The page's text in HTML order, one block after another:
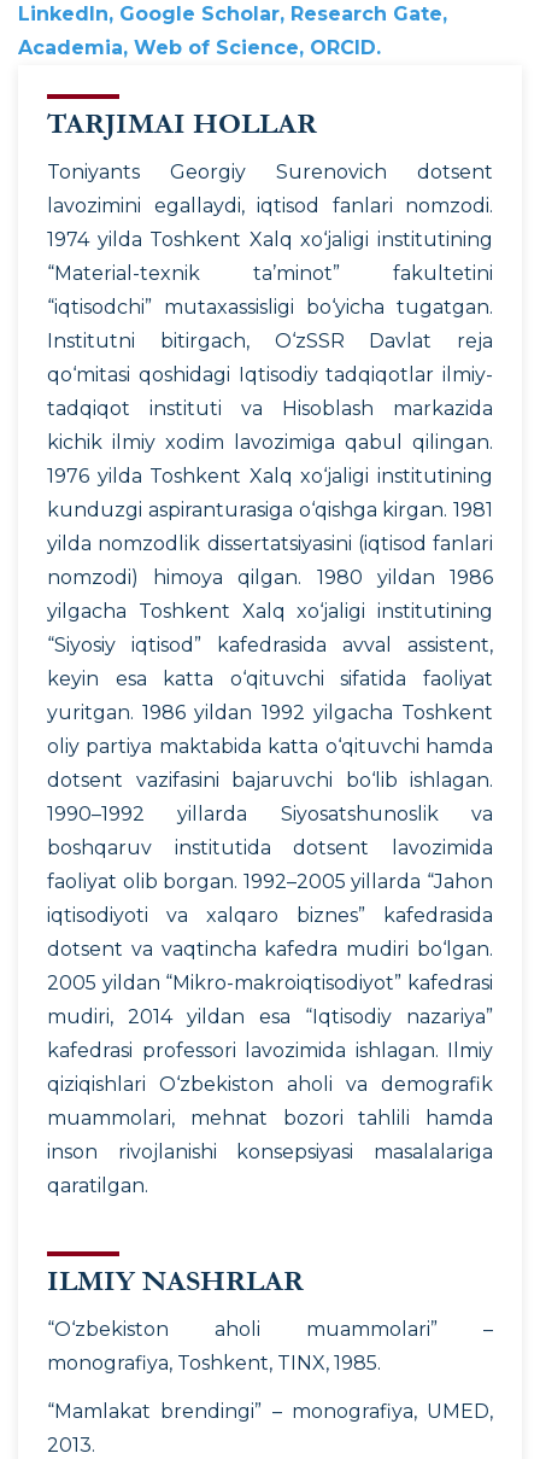
LinkedIn, Google Scholar, Research Gate,
Academia, Web of Science, ORCID.
TARJIMAI HOLLAR
Toniyants Georgiy Surenovich dotsent
lavozimini egallaydi, iqtisod fanlari nomzodi.
1974 yilda Toshkent Xalq xo‘jaligi institutining
“Material-texnik ta’minot” fakultetini
“iqtisodchi” mutaxassisligi bo‘yicha tugatgan.
Institutni bitirgach, O‘zSSR Davlat reja
qo‘mitasi qoshidagi Iqtisodiy tadqiqotlar ilmiy-
tadqiqot instituti va Hisoblash markazida
kichik ilmiy xodim lavozimiga qabul qilingan.
1976 yilda Toshkent Xalq xo‘jaligi institutining
kunduzgi aspiranturasiga o‘qishga kirgan. 1981
yilda nomzodlik dissertatsiyasini (iqtisod fanlari
nomzodi) himoya qilgan. 1980 yildan 1986
yilgacha Toshkent Xalq xo‘jaligi institutining
“Siyosiy iqtisod” kafedrasida avval assistent,
keyin esa katta o‘qituvchi sifatida faoliyat
yuritgan. 1986 yildan 1992 yilgacha Toshkent
oliy partiya maktabida katta o‘qituvchi hamda
dotsent vazifasini bajaruvchi bo‘lib ishlagan.
1990–1992 yillarda Siyosatshunoslik va
boshqaruv institutida dotsent lavozimida
faoliyat olib borgan. 1992–2005 yillarda “Jahon
iqtisodiyoti va xalqaro biznes” kafedrasida
dotsent va vaqtincha kafedra mudiri bo‘lgan.
2005 yildan “Mikro-makroiqtisodiyot” kafedrasi
mudiri, 2014 yildan esa “Iqtisodiy nazariya”
kafedrasi professori lavozimida ishlagan. Ilmiy
qiziqishlari O‘zbekiston aholi va demografik
muammolari, mehnat bozori tahlili hamda
inson rivojlanishi konsepsiyasi masalalariga
qaratilgan.
ILMIY NASHRLAR
“O‘zbekiston aholi muammolari” –
monografiya, Toshkent, TINX, 1985.
“Mamlakat brendingi” – monografiya, UMED,
2013.